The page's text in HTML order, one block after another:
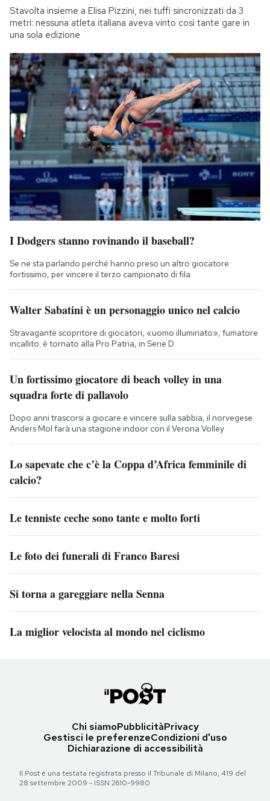
Stavolta insieme a Elisa Pizzini, nei tuffi sincronizzati da 3
metri: nessuna atleta italiana aveva vinto così tante gare in
una sola edizione
I Dodgers stanno rovinando il baseball?
Se ne sta parlando perché hanno preso un altro giocatore
fortissimo, per vincere il terzo campionato di fila
Walter Sabatini è un personaggio unico nel calcio
Stravagante scopritore di giocatori, «uomo illuminato», fumatore
incallito: è tornato alla Pro Patria, in Serie D
Un fortissimo giocatore di beach volley in una
squadra forte di pallavolo
Dopo anni trascorsi a giocare e vincere sulla sabbia, il norvegese
Anders Mol farà una stagione indoor con il Verona Volley
Lo sapevate che c’è la Coppa d’Africa femminile di
calcio?
Le tenniste ceche sono tante e molto forti
Le foto dei funerali di Franco Baresi
Si torna a gareggiare nella Senna
La miglior velocista al mondo nel ciclismo
Chi siamoPubblicitàPrivacy
Gestisci le preferenzeCondizioni d'uso
Dichiarazione di accessibilità
Il Post è una testata registrata presso il Tribunale di Milano, 419 del
28 settembre 2009 - ISSN 2610-9980